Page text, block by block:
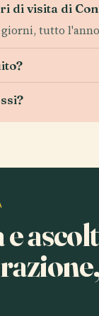
di visita di
tutto